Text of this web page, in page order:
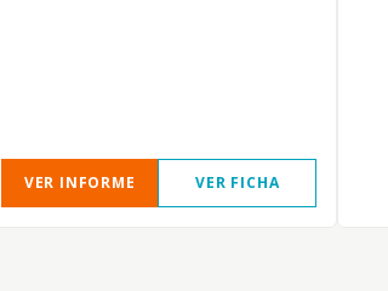
VER INFORME VER FICHA